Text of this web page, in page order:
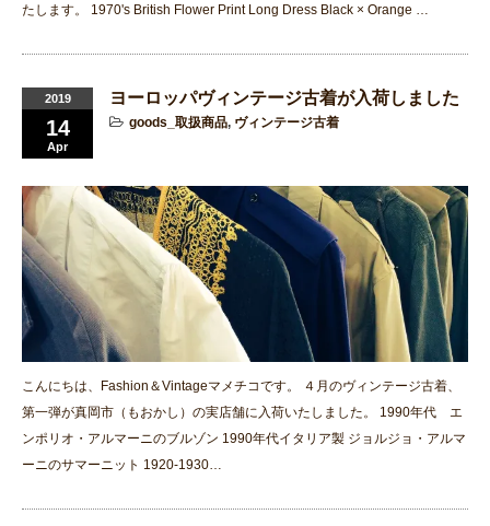
たします。 1970's British Flower Print Long Dress Black × Orange …
2019
14
Apr
ヨーロッパヴィンテージ古着が入荷しました
goods_取扱商品, ヴィンテージ古着
こんにちは、Fashion＆Vintageマメチコです。 ４月のヴィンテージ古着、
第一弾が真岡市（もおかし）の実店舗に入荷いたしました。 1990年代 エ
ンポリオ・アルマーニのブルゾン 1990年代イタリア製 ジョルジョ・アルマ
ーニのサマーニット 1920-1930…